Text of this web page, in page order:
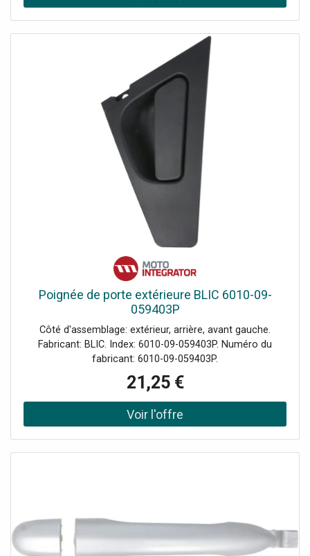
Poignée de porte extérieure BLIC 6010-09-
059403P
Côté d'assemblage: extérieur, arrière, avant gauche.
Fabricant: BLIC. Index: 6010-09-059403P. Numéro du
fabricant: 6010-09-059403P.
21,25 €